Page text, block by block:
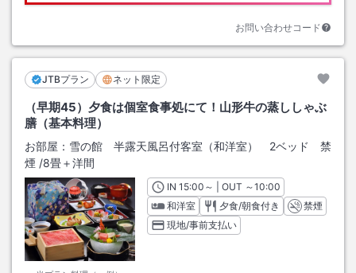
お問い合わせコード
JTBプラン ネット限定
（早期45）夕食は個室食事処にて！山形牛の蒸ししゃぶ
膳（基本料理）
お部屋： 雪の館 半露天風呂付客室（和洋室） 2ベッド 禁
煙 /8畳＋洋間
INチェックイン
15:00 ～ | OUT チェックアウト
～10:00
和洋室
夕食/朝食付き
禁煙
現地/事前支払い